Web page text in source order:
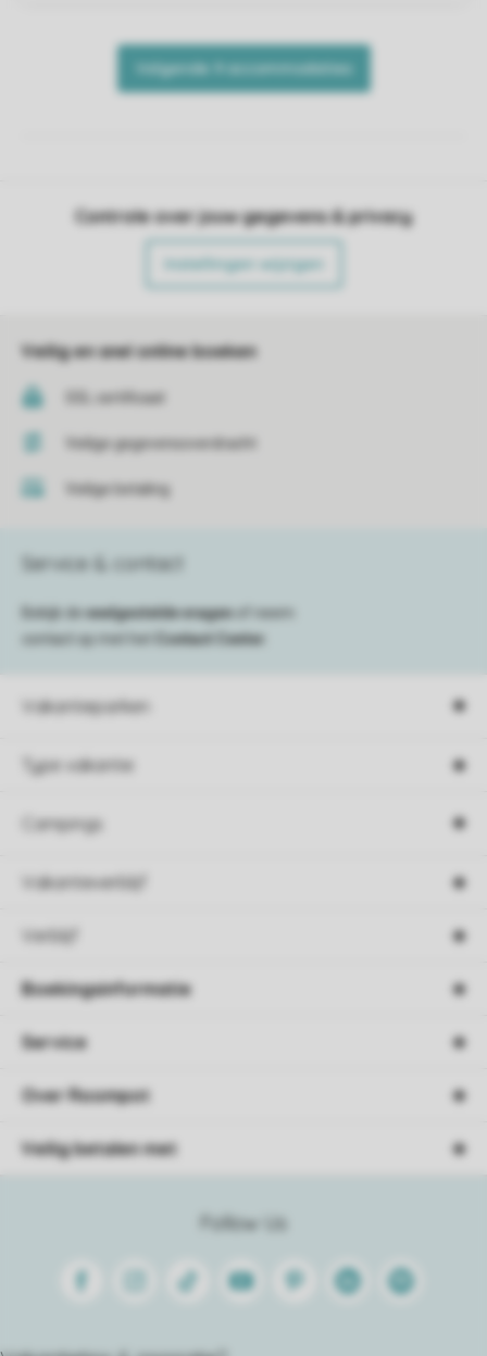
Controle over jouw gegevens & privacy
Instellingen wijzigen
Veilig en snel online boeken
SSL certificaat
Veilige gegevensoverdracht
Veilige betaling
Vakantieparken
Type vakantie
Campings
Vakantieverblijf
Verblijf
Service & contact
Bekijk de veelgestelde vragen
of neem
contact op met het
Contact Center
Follow Us
FacebookInstagram
Tiktok Youtube PinterestLinkedinSpotify
Boekingsinformatie
Service
Over Roompot
Veilig betalen met